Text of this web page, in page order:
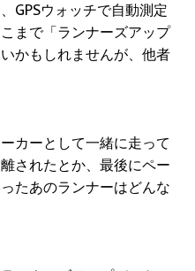
GPSウォッチで自動測定
まで「ランナーズアップ
かもしれませんが、他者
カーとして一緒に走って
されたとか、最後にペー
たあのランナーはどんな